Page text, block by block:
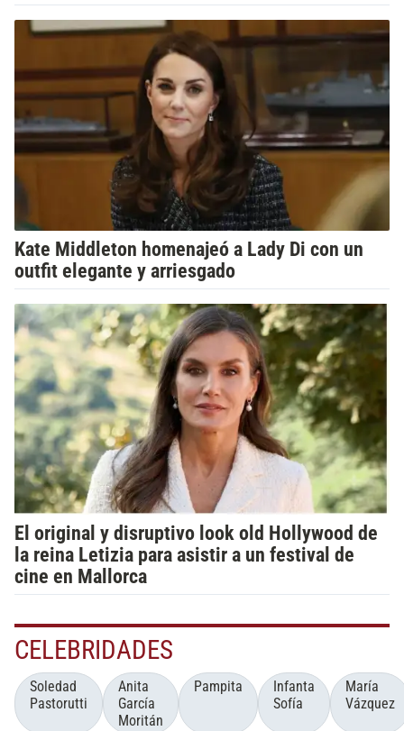
Kate Middleton homenajeó a Lady Di con un
outfit elegante y arriesgado
El original y disruptivo look old Hollywood de
la reina Letizia para asistir a un festival de
cine en Mallorca
CELEBRIDADES
Soledad
Pastorutti
Anita
García
Moritán
Pampita
Infanta
Sofía
María
Vázquez